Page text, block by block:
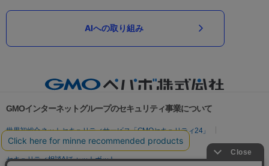
AIへの取り組み
GMOインターネットグループのセキュリティ事業について
世界初総合ネットセキュリティサービス「GMOセキュリティ24」
パスワード漏洩診断
Webサイトリスク診断
セキュリティ相談AIチャットボット